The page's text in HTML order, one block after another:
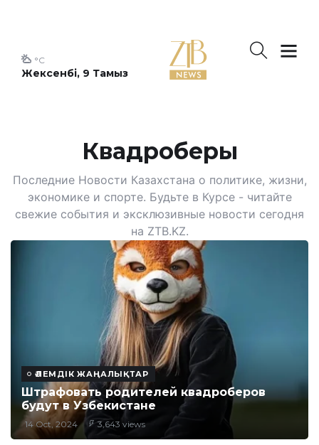
Жексенбі, 9 Тамыз
°C
Квадроберы
Последние Новости Казахстана о политике, жизни,
экономике и спорте. Будьте в Курсе - читайте
свежие события и эксклюзивные новости сегодня
на ZTB.KZ.
ӘЛЕМДІК ЖАҢАЛЫҚТАР
Штрафовать родителей квадроберов
будут в Узбекистане
14 Oct, 2024 3,643 views